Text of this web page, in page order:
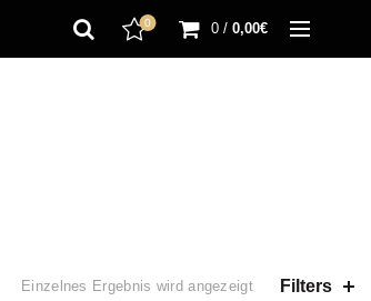
0 0 / 0,00€
Einzelnes Ergebnis wird angezeigt Filters